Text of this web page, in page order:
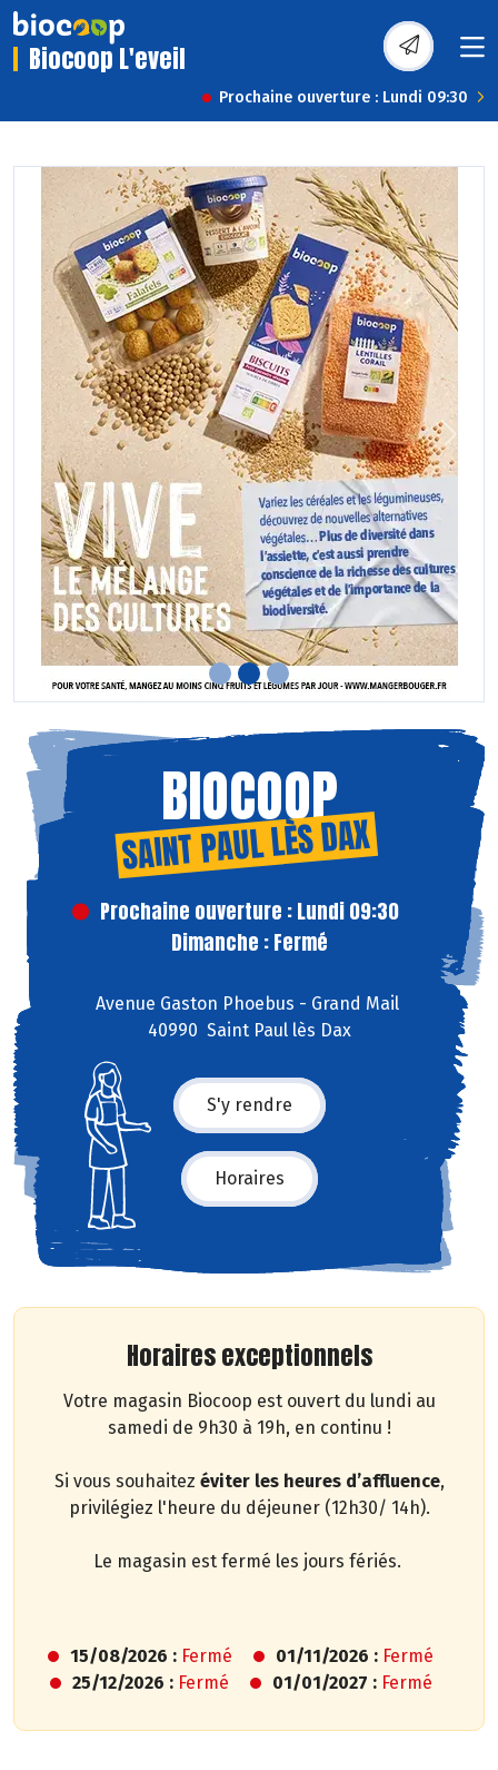
Biocoop L'eveil
Prochaine ouverture : Lundi 09:30
Previous Next
BIOCOOP
SAINT PAUL LÈS DAX
Prochaine ouverture : Lundi 09:30
Dimanche : Fermé
Avenue Gaston Phoebus - Grand Mail
40990 Saint Paul lès Dax
S'y rendre
Horaires
Horaires exceptionnels
Votre magasin Biocoop est ouvert du lundi au
samedi de 9h30 à 19h, en continu !
Si vous souhaitez éviter les heures d’affluence,
privilégiez l'heure du déjeuner (12h30/ 14h).
Le magasin est fermé les jours fériés.
15/08/2026 : Fermé 01/11/2026 : Fermé
25/12/2026 : Fermé 01/01/2027 : Fermé